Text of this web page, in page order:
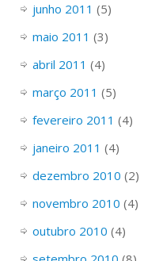
junho 2011 (5)
maio 2011 (3)
abril 2011 (4)
março 2011 (5)
fevereiro 2011 (4)
janeiro 2011 (4)
dezembro 2010 (2)
novembro 2010 (4)
outubro 2010 (4)